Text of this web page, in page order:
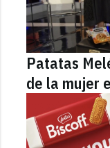
Patatas
de la mujer